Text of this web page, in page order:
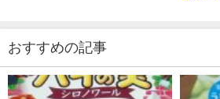
おすすめの記事